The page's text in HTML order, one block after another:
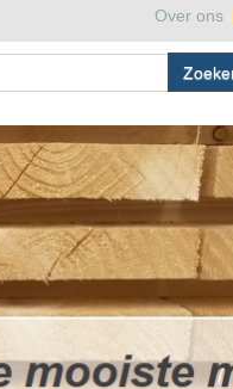
Over ons